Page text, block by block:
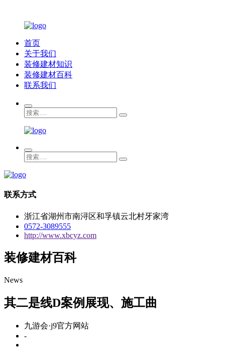
首页
关于我们
装修建材知识
装修建材百科
联系我们
联系方式
浙江省湖州市南浔区和孚镇云北村牙家湾
0572-3089555
http://www.xbcyz.com
装修建材百科
News
其二是线D案例展现、施工曲
九游会·j9官方网站
-